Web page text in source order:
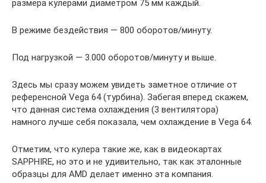
размера кулерами диаметром 75 мм каждый.
В режиме бездействия — 800 оборотов/минуту.
Под нагрузкой — 3.000 оборотов/минуту и выше.
Здесь мы сразу можем увидеть заметное отличие от
референсной Vega 64 (турбина). Забегая вперед скажем,
что данная система охлаждения (3 вентилятора)
намного лучше себя показала, чем охлаждение в Vega 64.
Отметим, что кулера такие же, как в видеокартах
SAPPHIRE, но это и не удивительно, так как эталонные
образцы для AMD делает именно эта компания.